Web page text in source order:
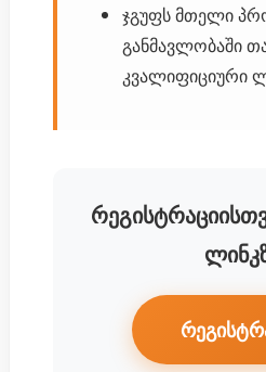
ჯგუფს მთელი
განმავლობაში
კვალიფიციური